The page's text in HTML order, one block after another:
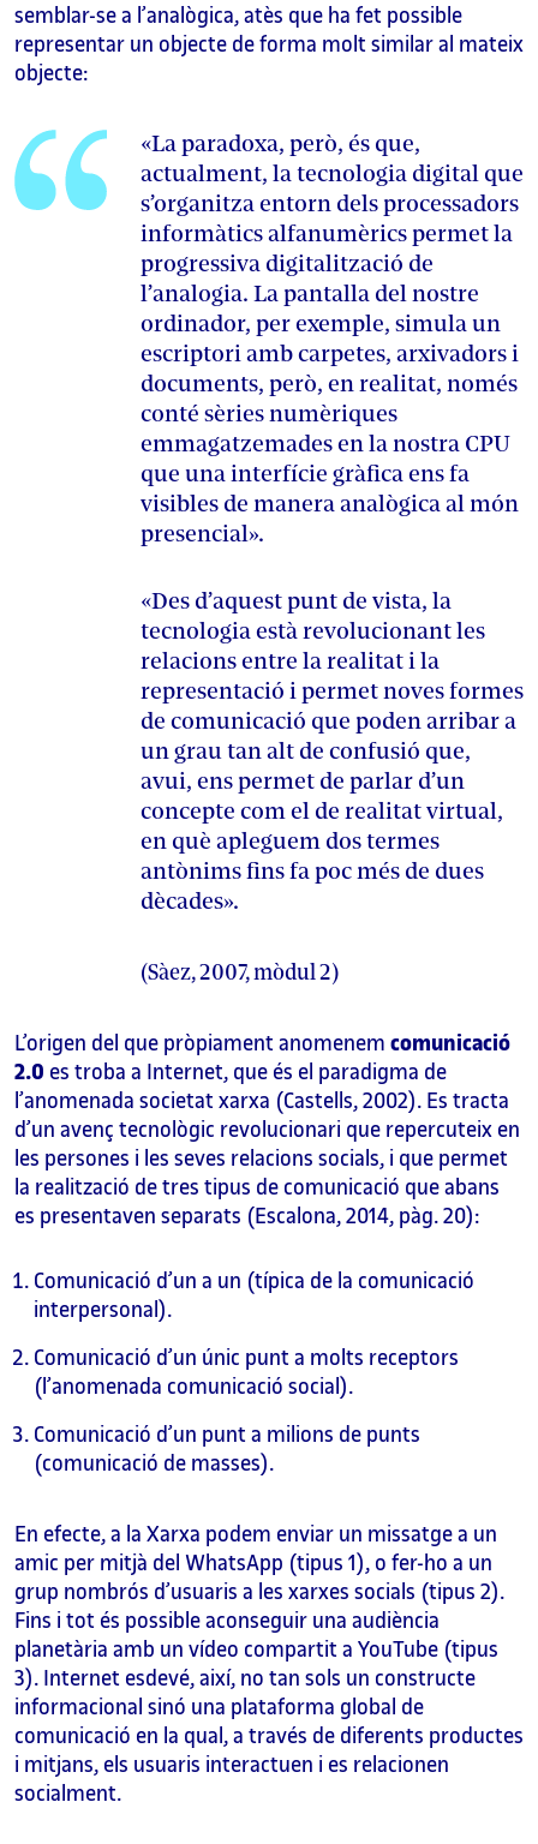
semblar-se a l’analògica, atès que ha fet possible
representar un objecte de forma molt similar al mateix
objecte:
«La paradoxa, però, és que,
actualment, la tecnologia digital que
s’organitza entorn dels processadors
informàtics alfanumèrics permet la
progressiva digitalització de
l’analogia. La pantalla del nostre
ordinador, per exemple, simula un
escriptori amb carpetes, arxivadors i
documents, però, en realitat, només
conté sèries numèriques
emmagatzemades en la nostra CPU
que una interfície gràfica ens fa
visibles de manera analògica al món
presencial».
«Des d’aquest punt de vista, la
tecnologia està revolucionant les
relacions entre la realitat i la
representació i permet noves formes
de comunicació que poden arribar a
un grau tan alt de confusió que,
avui, ens permet de parlar d’un
concepte com el de realitat virtual,
en què apleguem dos termes
antònims fins fa poc més de dues
dècades».
(Sàez, 2007, mòdul 2)
L’origen del que pròpiament anomenem comunicació
2.0 es troba a Internet, que és el paradigma de
l’anomenada societat xarxa (Castells, 2002). Es tracta
d’un avenç tecnològic revolucionari que repercuteix en
les persones i les seves relacions socials, i que permet
la realització de tres tipus de comunicació que abans
es presentaven separats (Escalona, 2014, pàg. 20):
Comunicació d’un a un (típica de la comunicació
interpersonal).
Comunicació d’un únic punt a molts receptors
(l’anomenada comunicació social).
Comunicació d’un punt a milions de punts
(comunicació de masses).
En efecte, a la Xarxa podem enviar un missatge a un
amic per mitjà del WhatsApp (tipus 1), o fer-ho a un
grup nombrós d’usuaris a les xarxes socials (tipus 2).
Fins i tot és possible aconseguir una audiència
planetària amb un vídeo compartit a YouTube (tipus
3). Internet esdevé, així, no tan sols un constructe
informacional sinó una plataforma global de
comunicació en la qual, a través de diferents productes
i mitjans, els usuaris interactuen i es relacionen
socialment.